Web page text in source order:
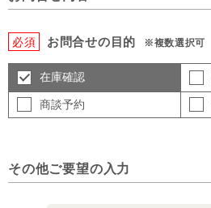
必須 お問合せの目的 ※複数選択可
在庫確認
商談予約
その他ご要望の入力